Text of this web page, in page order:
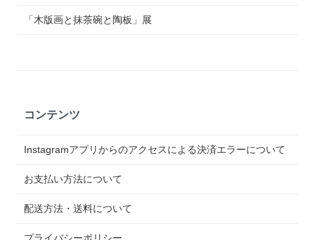
「木版画と抹茶碗と陶板」展
コンテンツ
Instagramアプリからのアクセスによる決済エラーについて
お支払い方法について
配送方法・送料について
プライバシーポリシー